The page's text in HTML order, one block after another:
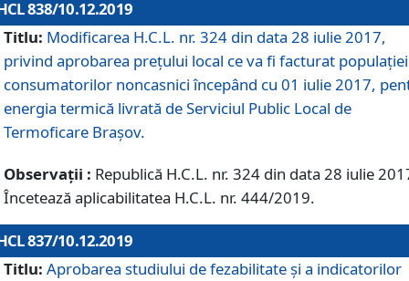
838/10.12.2019
Titlu: Modificarea H.C.L. nr. 324 din data 28 iulie 2017,
privind aprobarea preţului local ce va fi facturat
consumatorilor noncasnici începând cu 01 iulie 2017,
energia termică livrată de Serviciul Public Local de
Termoficare Braşov.
Observații : Republică H.C.L. nr. 324 din data 28 iulie
Încetează aplicabilitatea H.C.L. nr. 444/2019.
837/10.12.2019
Titlu: Aprobarea studiului de fezabilitate și a indicatorilor